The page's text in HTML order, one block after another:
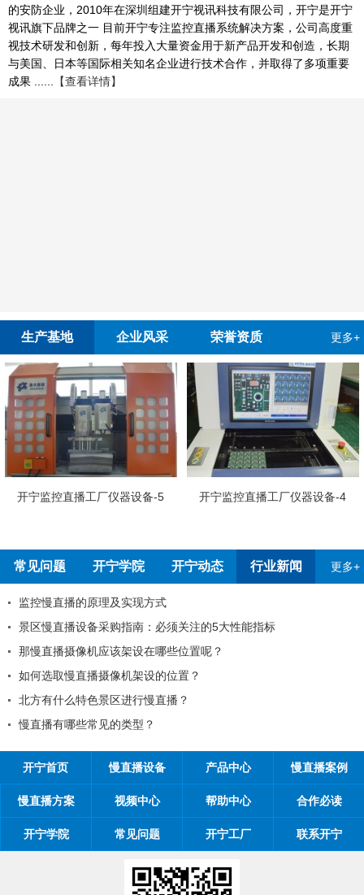
的安防企业，2010年在深圳组建开宁视讯科技有限公司，开宁是开宁
视讯旗下品牌之一 目前开宁专注监控直播系统解决方案，公司高度重
视技术研发和创新，每年投入大量资金用于新产品开发和创造，长期
与美国、日本等国际相关知名企业进行技术合作，并取得了多项重要
成果 ......
【查看详情】
生产基地 企业风采 荣誉资质 更多+
宁监控直播工厂仪器设备-5 开宁监控直播工厂仪器设备-4
常见问题 开宁学院 开宁动态 行业新闻 更多+
监控慢直播的原理及实现方式
景区慢直播设备采购指南：必须关注的5大性能指标
那慢直播摄像机应该架设在哪些位置呢？
如何选取慢直播摄像机架设的位置？
北方有什么特色景区进行慢直播？
慢直播有哪些常见的类型？
开宁首页 慢直播设备 产品中心 慢直播案例
慢直播方案 视频中心 帮助中心 合作必读
开宁学院 常见问题 开宁工厂 联系开宁